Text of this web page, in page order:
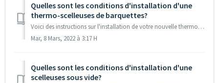
Quelles sont les conditions d'installation d'une
thermo-scelleuses de barquettes?
Voici des instructions sur l'installation de votre nouvelle thermo-scelleuses de barquettes. Installation Étape 1 : Placement et orientation ...
Mar, 8 Mars, 2022 à 3:17 H
Quelles sont les conditions d'installation d'une
scelleuses sous vide?